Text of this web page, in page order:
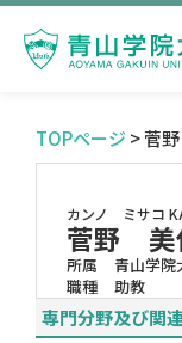
TOPページ > 菅
カンノ ミサコ
菅野 美
所属
青山学院
職種
助教
専門分野及び関